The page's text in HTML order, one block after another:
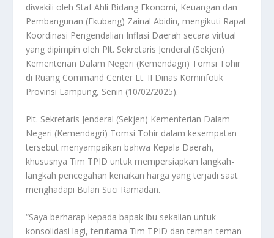
diwakili oleh Staf Ahli Bidang Ekonomi, Keuangan dan
Pembangunan (Ekubang) Zainal Abidin, mengikuti Rapat
Koordinasi Pengendalian Inflasi Daerah secara virtual
yang dipimpin oleh Plt. Sekretaris Jenderal (Sekjen)
Kementerian Dalam Negeri (Kemendagri) Tomsi Tohir
di Ruang Command Center Lt. II Dinas Kominfotik
Provinsi Lampung, Senin (10/02/2025).
Plt. Sekretaris Jenderal (Sekjen) Kementerian Dalam
Negeri (Kemendagri) Tomsi Tohir dalam kesempatan
tersebut menyampaikan bahwa Kepala Daerah,
khususnya Tim TPID untuk mempersiapkan langkah-
langkah pencegahan kenaikan harga yang terjadi saat
menghadapi Bulan Suci Ramadan.
“Saya berharap kepada bapak ibu sekalian untuk
konsolidasi lagi, terutama Tim TPID dan teman-teman